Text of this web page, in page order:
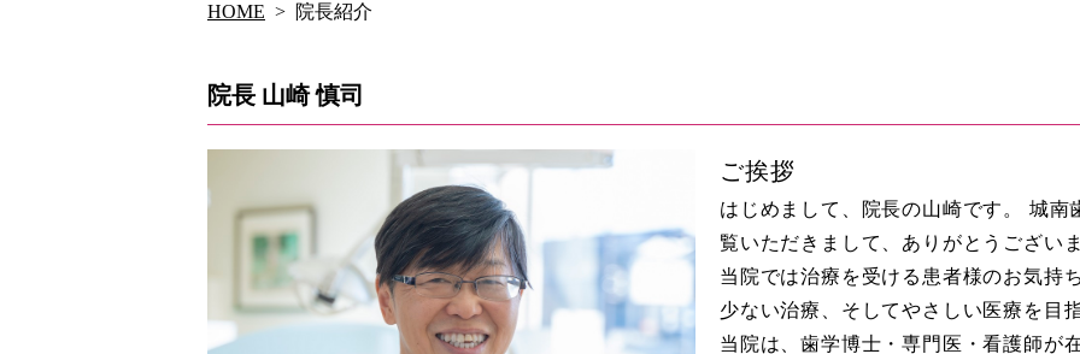
HOME 院長紹介
院長 山崎 慎司
ご挨拶
はじめまして、院長の山崎です。 城
覧いただきまして、ありがとうござい
当院では治療を受ける患者様のお気持
少ない治療、そしてやさしい医療を目
当院は、歯学博士・専門医・看護師が